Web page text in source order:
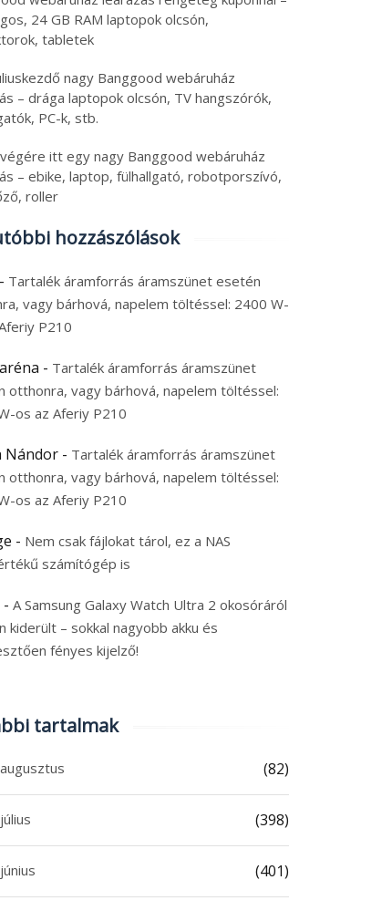
24 GB RAM laptopok olcsón,
tabletek
nagy Banggood webáruház
– drága laptopok olcsón, TV hangszórók,
PC-k, stb.
végére itt egy nagy Banggood webáruház
– ebike, laptop, fülhallgató, robotporszívó,
roller
hozzászólások
- Tartalék áramforrás áramszünet esetén
vagy bárhová, napelem töltéssel: 2400 W-
P210
- Tartalék áramforrás áramszünet
otthonra, vagy bárhová, napelem töltéssel:
os az Aferiy P210
Nándor - Tartalék áramforrás áramszünet
otthonra, vagy bárhová, napelem töltéssel:
os az Aferiy P210
- Nem csak fájlokat tárol, ez a NAS
számítógép is
- A Samsung Galaxy Watch Ultra 2 okosóráról
kiderült – sokkal nagyobb akku és
fényes kijelző!
tartalmak
(82)
(398)
(401)